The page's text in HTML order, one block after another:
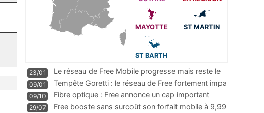
MAYOTTE ST MARTIN
ST BARTH
23/01
Le réseau de Free Mobile progresse mais reste le
m
...
09/01
Tempête Goretti : le réseau de Free fortement impa
09/10
Fibre optique : Free annonce un cap important
pass
...
29/07
Free booste sans surcoût son forfait mobile à 9,99